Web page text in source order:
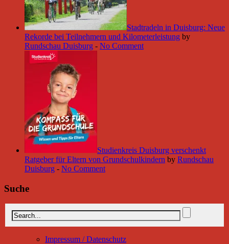
Stadtradeln in Duisburg: Neue
Rekorde bei Teilnehmern und Kilometerleistung by
Rundschau Duisburg - No Comment
Studienkreis Duisburg verschenkt
Ratgeber für Eltern von Grundschulkindern by Rundschau
Duisburg - No Comment
Suche
Impressum / Datenschutz